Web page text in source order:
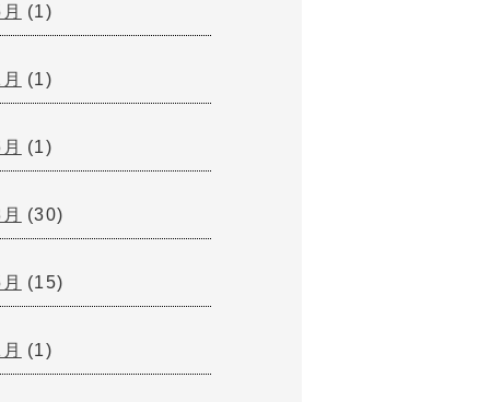
(1)
(1)
(1)
(30)
(15)
(1)